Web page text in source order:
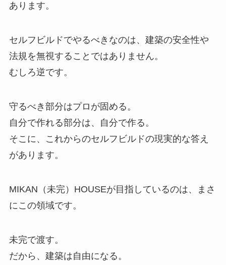
あります。
セルフビルドでやるべきなのは、建築の安全性や
法規を無視することではありません。
むしろ逆です。
守るべき部分はプロが固める。
自分で作れる部分は、自分で作る。
そこに、これからのセルフビルドの現実的な答え
があります。
MIKAN（未完）HOUSEが目指しているのは、まさ
にこの領域です。
未完で渡す。
だから、建築は自由になる。